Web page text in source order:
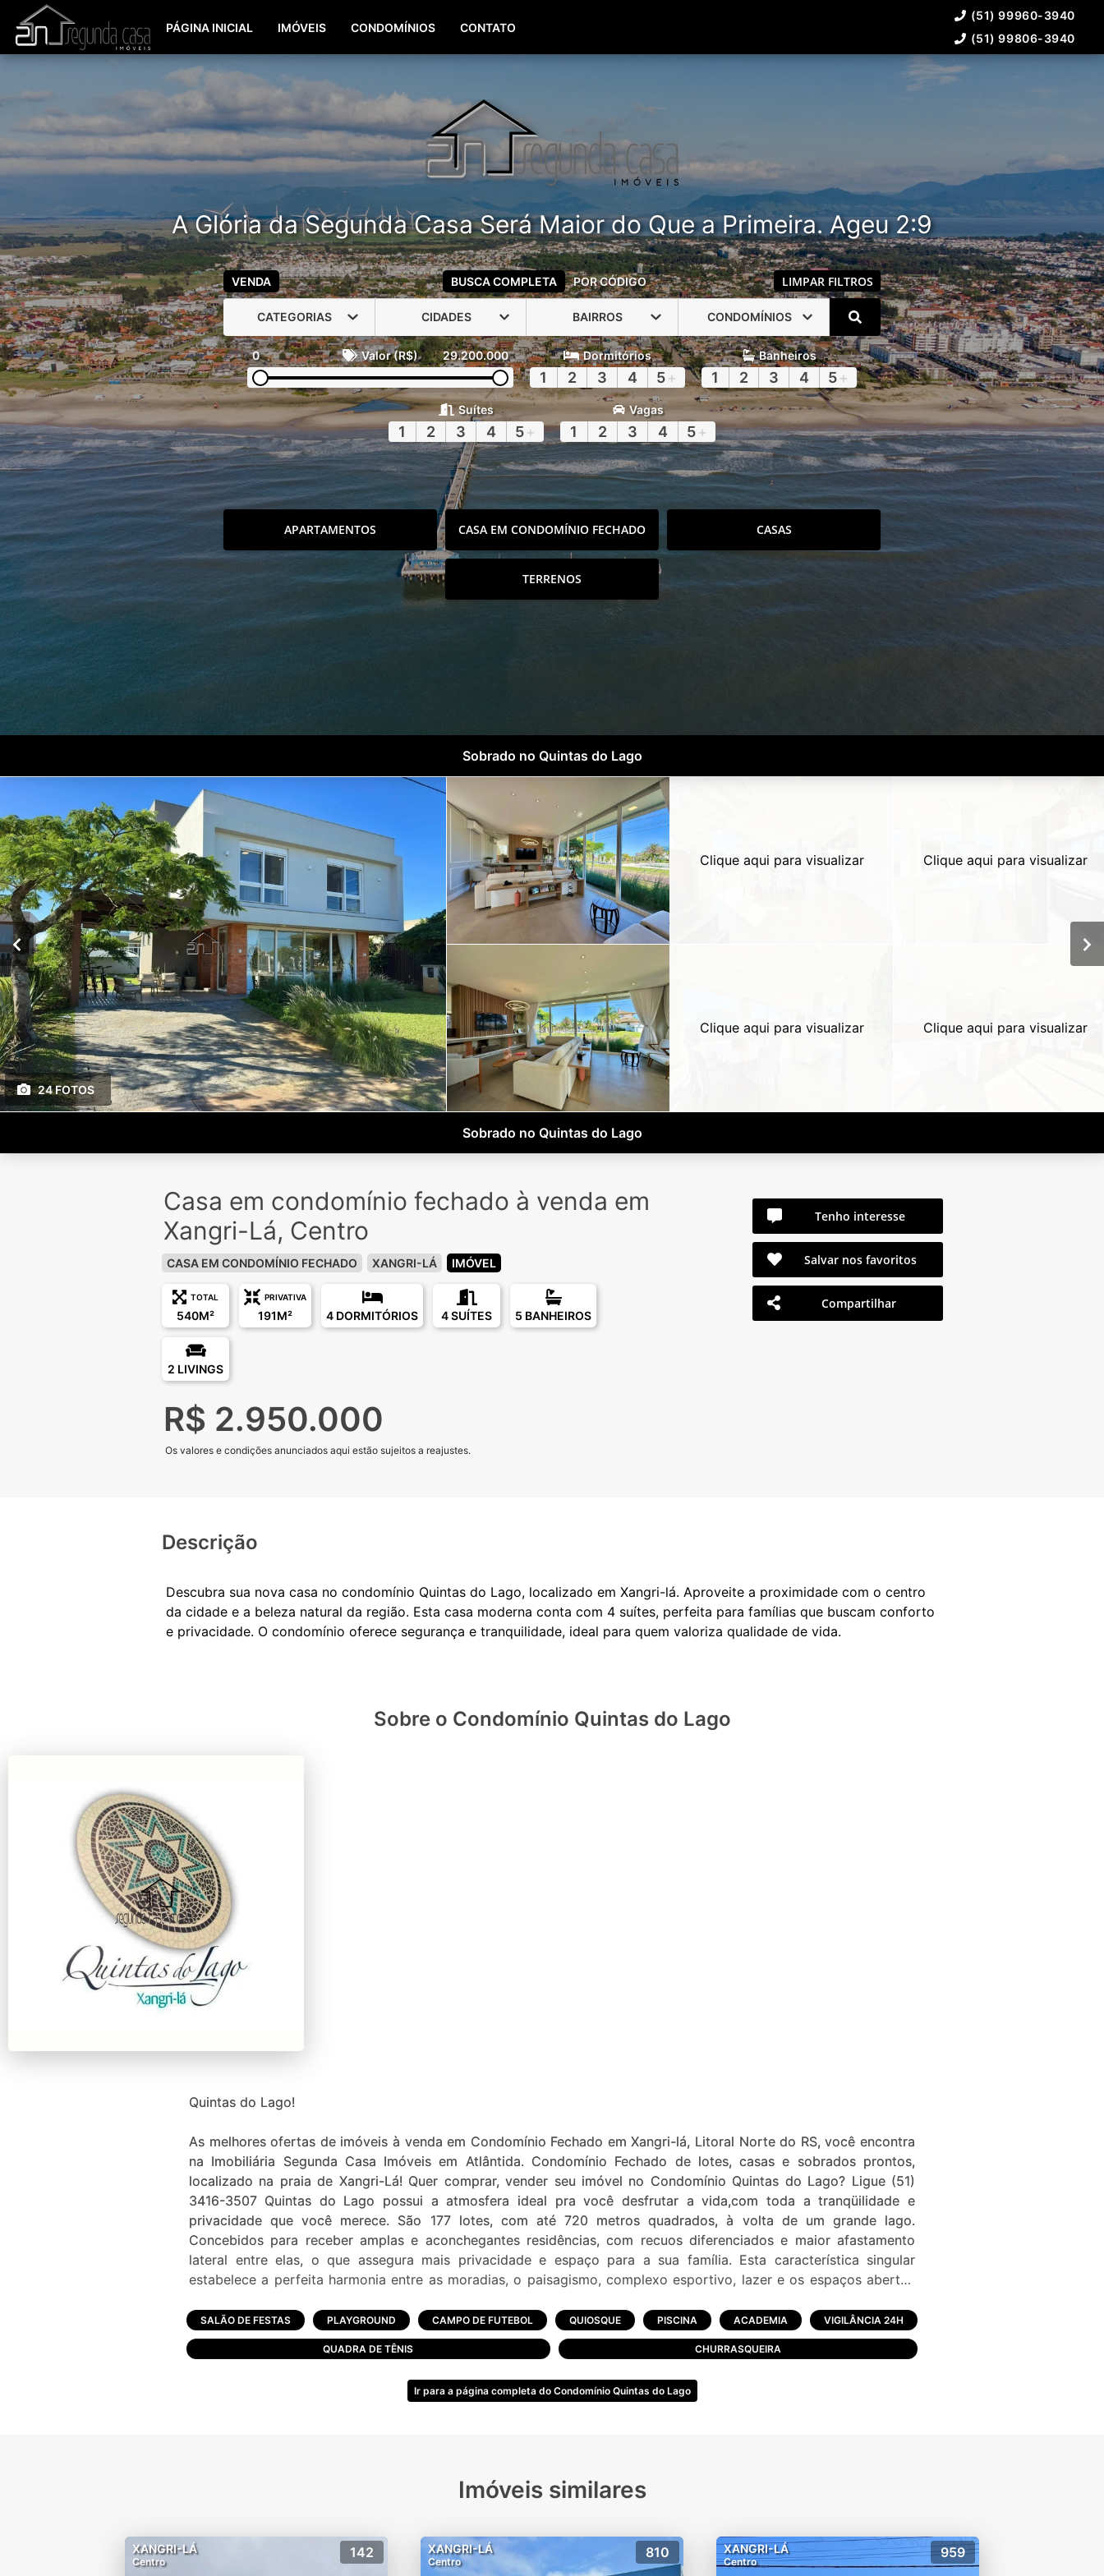
(51) 99960-3940
PÁGINA INICIAL IMÓVEIS CONDOMÍNIOS CONTATO
(51) 99960-3940
(51) 99806-3940
A Glória da Segunda Casa Será Maior do Que a Primeira. Ageu 2:9
VENDA BUSCA COMPLETA POR CÓDIGO LIMPAR FILTROS
CATEGORIAS CIDADES BAIRROS CONDOMÍNIOS
0 Valor (R$) 29.200.000 Dormitórios
1 2 3 4 5+
Banheiros
1 2 3 4 5+
Suítes
1 2 3 4 5+
Vagas
1 2 3 4 5+
APARTAMENTOS CASA EM CONDOMÍNIO FECHADO CASAS
TERRENOS
Sobrado no Quintas do Lago
24 FOTOS
Clique aqui para visualizar
Clique aqui para visualizar
Clique aqui para visualizar
Clique aqui para visualizar
Sobrado no Quintas do Lago
Casa em condomínio fechado à venda em
Xangri-Lá, Centro
CASA EM CONDOMÍNIO FECHADO XANGRI-LÁ IMÓVEL
TOTAL
540M²
PRIVATIVA
191M² 4 DORMITÓRIOS 4 SUÍTES 5 BANHEIROS
2 LIVINGS
R$ 2.950.000
Os valores e condições anunciados aqui estão sujeitos a reajustes.
Tenho interesse
Salvar nos favoritos
Compartilhar
Descrição
Descubra sua nova casa no condomínio Quintas do Lago, localizado em Xangri-lá. Aproveite a proximidade com o centro
da cidade e a beleza natural da região. Esta casa moderna conta com 4 suítes, perfeita para famílias que buscam conforto
Sobre o Condomínio Quintas do Lago
Quintas do Lago!
As melhores ofertas de imóveis à venda em Condomínio Fechado em Xangri-lá, Litoral Norte do RS, você encontra
na Imobiliária Segunda Casa Imóveis em Atlântida. Condomínio Fechado de lotes, casas e sobrados prontos,
localizado na praia de Xangri-Lá! Quer comprar, vender seu imóvel no Condomínio Quintas do Lago? Ligue (51)
3416-3507 Quintas do Lago possui a atmosfera ideal pra você desfrutar a vida,com toda a tranqüilidade e
privacidade que você merece. São 177 lotes, com até 720 metros quadrados, à volta de um grande lago.
Concebidos para receber amplas e aconchegantes residências, com recuos diferenciados e maior afastamento
lateral entre elas, o que assegura mais privacidade e espaço para a sua família. Esta característica singular
estabelece a perfeita harmonia entre as moradias, o paisagismo, complexo esportivo, lazer e os espaços abertos
projeto paisagístico, amplas áreas de esportes, lazer e diversão à vontade, segurança integral durante todo o ano,
são as principais características do Quintas do Lago.
- Guarita
- Jardim
SALÃO DE FESTAS PLAYGROUND CAMPO DE FUTEBOL QUIOSQUE PISCINA ACADEMIA VIGILÂNCIA 24H
QUADRA DE TÊNIS CHURRASQUEIRA
Ir para a página completa do Condomínio Quintas do Lago
Imóveis similares
XANGRI-LÁ
Centro
142 XANGRI-LÁ
Centro
810 XANGRI-LÁ
Centro
959